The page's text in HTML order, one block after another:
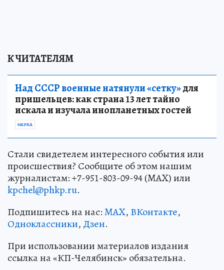
К ЧИТАТЕЛЯМ
Над СССР военные натянули «сетку»для
пришельцев: как страна 13 лет тайно
искала и изучала инопланетных гостей
НАУКА
Стали свидетелем интересного события или
происшествия? Сообщите об этом нашим
журналистам: +7-951-803-09-94 (MAX) или
kpchel@phkp.ru.
Подпишитесь на нас:MAX, ВКонтакте,
Одноклассники, Дзен.
При использовании материалов издания
ссылка на «КП-Челябинск» обязательна.